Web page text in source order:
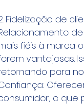
Fidelização de
fiéis à marca
vantajosas.
para
o que